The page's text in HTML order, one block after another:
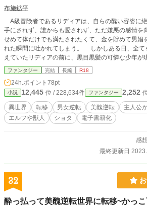
布施鉱平
A級冒険者であるリディアは、自らの醜い容姿に
手にされず、誰からも愛されず、ただ嫌悪の感情を
せめて体だけでも満たされたくて、金を貯めて男娼
れた瞬間に吐かれてしまう。 しかしある日、全て
えていたリディアの前に、黒目黒髪の可憐な少年が現れた。 R18
ノクターン、ハーメルン、ピクシブにも投稿。
ファンタジー 完結 長編 R18
24h.ポイント 78pt
小説 12,445 位 / 228,634件 ファンタジー 2,252
異世界 転移 男女逆転 美醜逆転 主人公
エルフや獣人
ショタ 電子書籍化
感
最終更新日
32
酔っ払って美醜逆転世界に転移~かっ